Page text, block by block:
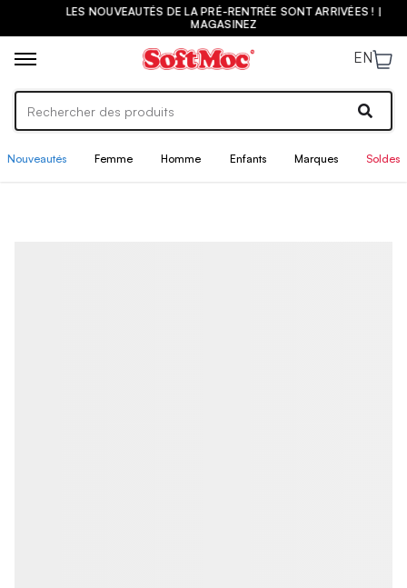
LES NOUVEAUTÉS DE LA PRÉ-RENTRÉE SONT ARRIVÉES ! |
MAGASINEZ
EN
Nouveautés Femme Homme Enfants Marques Soldes